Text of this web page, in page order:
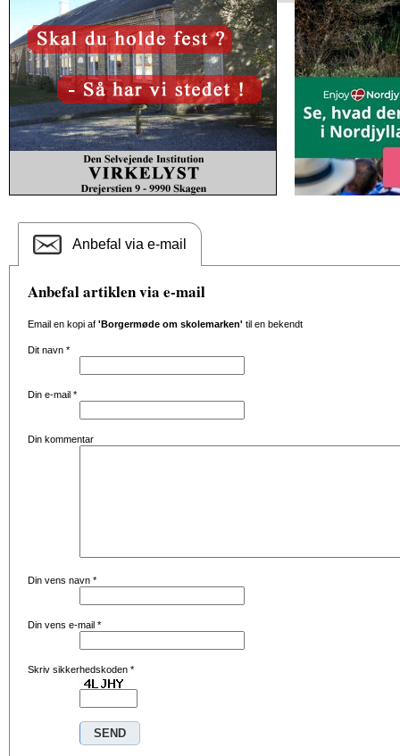
Anbefal via e-mail
Anbefal artiklen via e-mail
Email en kopi af 'Borgermøde om skolemarken' til en bekendt
Dit navn *
Din e-mail *
Din kommentar
Din vens navn *
Din vens e-mail *
Skriv sikkerhedskoden *